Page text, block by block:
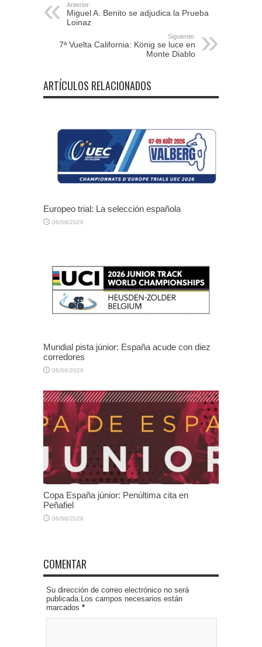
Anterior:
Miguel A. Benito se adjudica la Prueba
Loinaz
Siguiente:
7ª Vuelta California: König se luce en
Monte Diablo
ARTÍCULOS RELACIONADOS
Europeo trial: La selección española
06/08/2026
Mundial pista júnior: España acude con diez
corredores
06/08/2026
Copa España júnior: Penúltima cita en
Peñafiel
06/08/2026
COMENTAR
Su dirección de correo electrónico no será
publicada.Los campos necesarios están
marcados *